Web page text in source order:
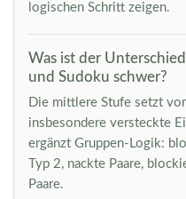
logischen Schritt zeigen.
Was ist der
und Sudoku schwer?
Die mittlere Stufe setzt
insbesondere versteckte
ergänzt Gruppen-Logik:
Typ 2, nackte Paare,
Paare.